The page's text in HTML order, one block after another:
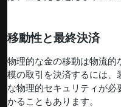
移動性と最終決済
物理的な金の移動は物流的
模の取引を決済するには、
な物理的セキュリティが
かることもあります。